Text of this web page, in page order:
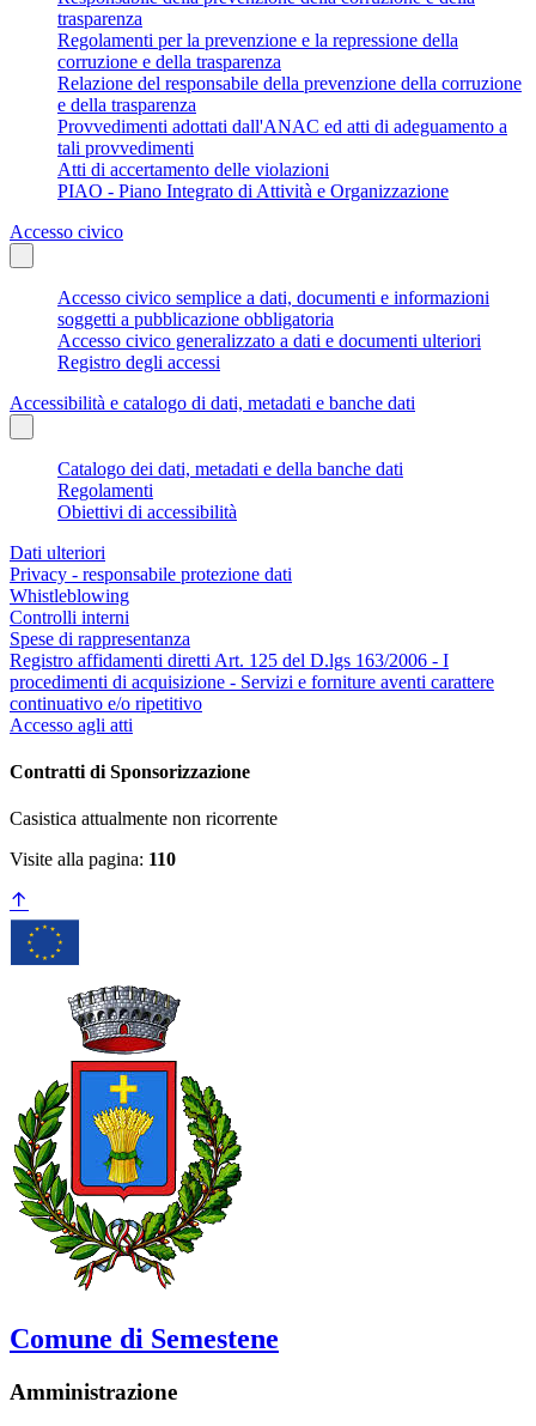
trasparenza
Regolamenti per la prevenzione e la repressione della
corruzione e della trasparenza
Relazione del responsabile della prevenzione della corruzione
e della trasparenza
Provvedimenti adottati dall'ANAC ed atti di adeguamento a
tali provvedimenti
Atti di accertamento delle violazioni
PIAO - Piano Integrato di Attività e Organizzazione
Accesso civico
Accesso civico semplice a dati, documenti e informazioni
soggetti a pubblicazione obbligatoria
Accesso civico generalizzato a dati e documenti ulteriori
Registro degli accessi
Accessibilità e catalogo di dati, metadati e banche dati
Catalogo dei dati, metadati e della banche dati
Regolamenti
Obiettivi di accessibilità
Dati ulteriori
Privacy - responsabile protezione dati
Whistleblowing
Controlli interni
Spese di rappresentanza
Registro affidamenti diretti Art. 125 del D.lgs 163/2006 - I
procedimenti di acquisizione - Servizi e forniture aventi carattere
continuativo e/o ripetitivo
Accesso agli atti
Contratti di Sponsorizzazione
Casistica attualmente non ricorrente
Visite alla pagina: 110
Comune di Semestene
Amministrazione